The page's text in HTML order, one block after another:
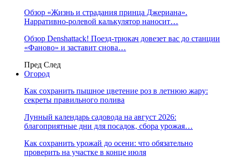
Обзор «Жизнь и страдания принца Джериана».
Нарративно-ролевой калькулятор наносит…
Обзор Denshattack! Поезд-трюкач довезет вас до станции
«Фаново» и заставит снова…
Пред След
Огород
Как сохранить пышное цветение роз в летнюю жару:
секреты правильного полива
Лунный календарь садовода на август 2026:
благоприятные дни для посадок, сбора урожая…
Как сохранить урожай до осени: что обязательно
проверить на участке в конце июля